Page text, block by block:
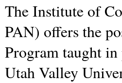
The Institute of
PAN) offers the
Program taught
Utah Valley